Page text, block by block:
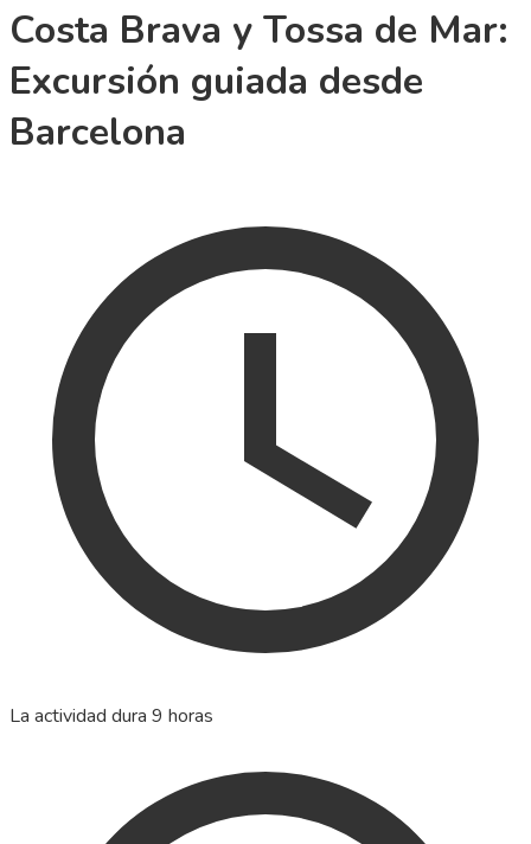
Costa Brava y Tossa de Mar:
Excursión guiada desde
Barcelona
La actividad dura 9 horas